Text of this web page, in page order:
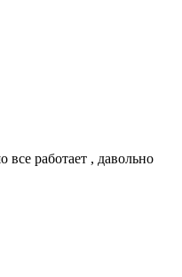
все работает , давольно